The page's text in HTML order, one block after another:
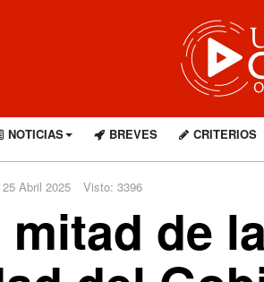
NOTICIAS BREVES CRITERIOS
Abril 2025 Visto: 3396
mitad de